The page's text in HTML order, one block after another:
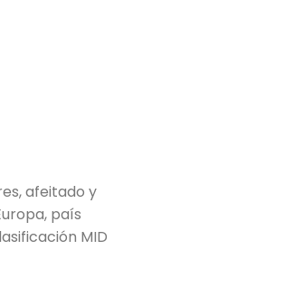
afeitado y
país
MID